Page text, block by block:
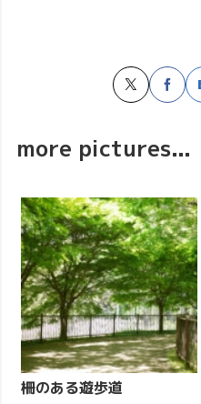
more pictures...
柵のある遊歩道